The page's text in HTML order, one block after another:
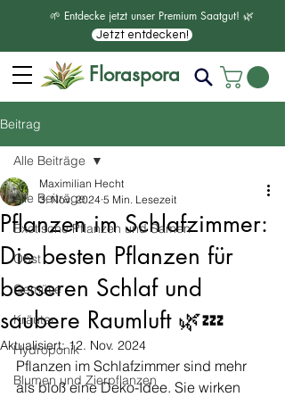
🌱 Entdecke jetzt unser Premium Saatgut! 🌿
Jetzt entdecken!
Floraspora
Beitrag
Alle Beiträge
Exotische Pflanzen und Samen
Obst
Gemüse
Kräuter
Hydroponik
Blumen und Zierpflanzen
Alle Beiträge
Pflanzen im Schlafzimmer:
Die besten Pflanzen für
besseren Schlaf und
saubere Raumluft 🌿💤
Maximilian Hecht
3. Nov. 2024 5 Min. Lesezeit
Aktualisiert:12. Nov. 2024
Pflanzen im Schlafzimmer sind mehr
als bloß eine Deko-Idee. Sie wirken